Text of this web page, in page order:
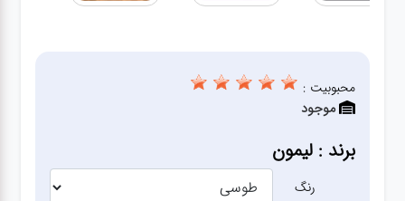
کلمن،فلاسک،قمقمه
بانکه،پاسماوری،جا
ادویه
محبوبیت :
موجود
برند : لیمون
رنگ